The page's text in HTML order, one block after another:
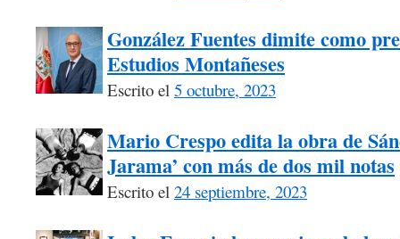
González Fuentes dimite como
Estudios Montañeses
Escrito el 5 octubre, 2023
Mario Crespo edita la obra de
Jarama’ con más de dos mil notas
Escrito el 24 septiembre, 2023